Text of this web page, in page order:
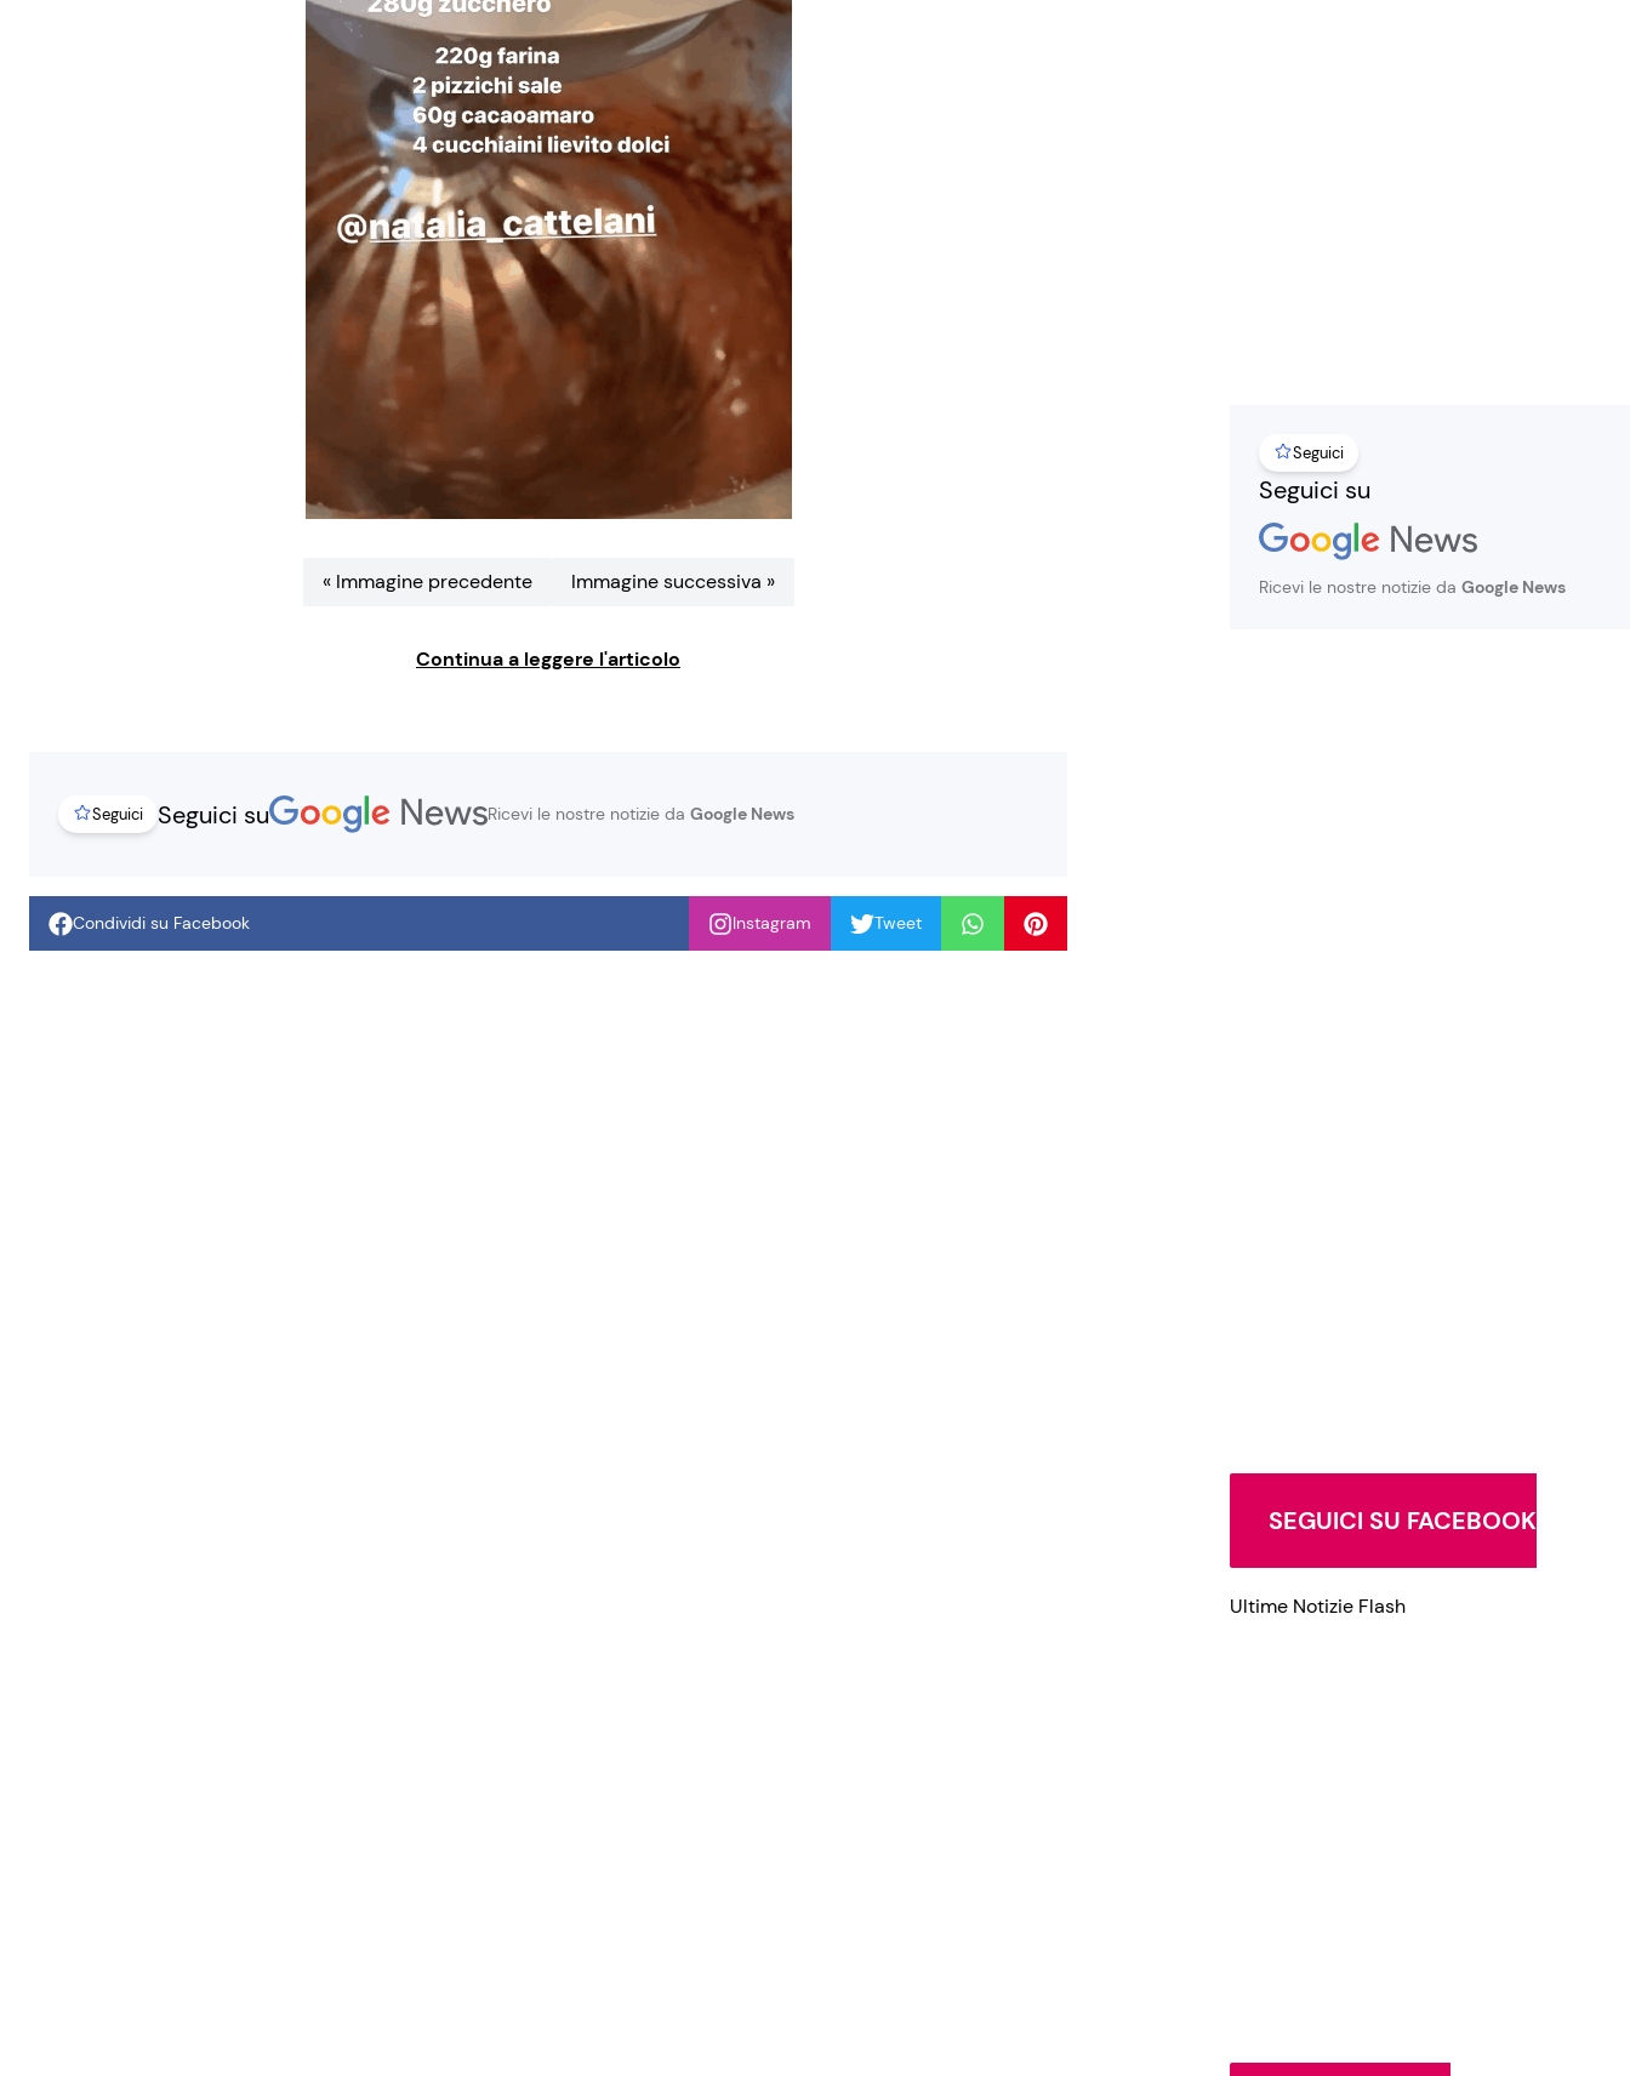
« Immagine precedente Immagine successiva »
Continua a leggere l'articolo
Seguici Seguici su Ricevi le nostre notizie da Google News
Condividi su Facebook Instagram Tweet
Seguici
Seguici su
Ricevi le nostre notizie da Google News
SEGUICI SU FACEBOOK
Ultime Notizie Flash